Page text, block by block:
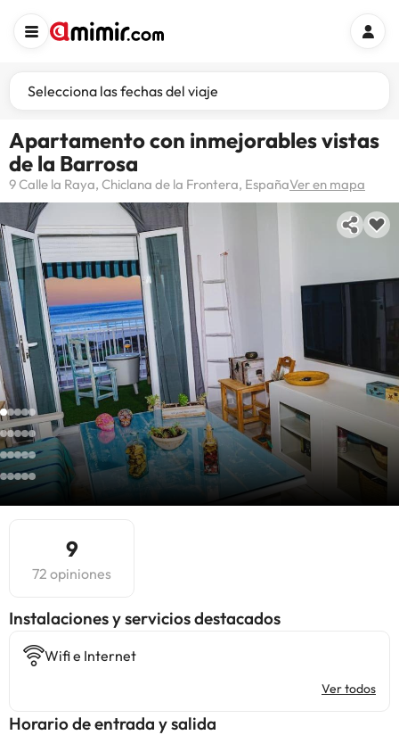
Selecciona las fechas del viaje
Apartamento con inmejorables vistas
de la Barrosa
9 Calle la Raya, Chiclana de la Frontera, EspañaVer en mapa
9
72 opiniones
Instalaciones y servicios destacados
Wifi e Internet
Ver todos
Horario de entrada y salida